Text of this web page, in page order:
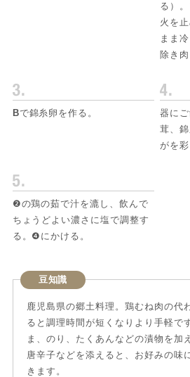
る）
火を
まま
除き
Bで錦糸卵を作る。
器に
茸、
がを
❷の鶏の茹で汁を漉し、飲んで
ちょうどよい濃さに塩で調整す
る。❹にかける。
豆知識
鹿児島県の郷土料理。鶏むね肉の代
ると調理時間が短くなりより手軽で
ま、のり、たくあんなどの漬物を加
唐辛子などを添えると、お好みの味
きます。